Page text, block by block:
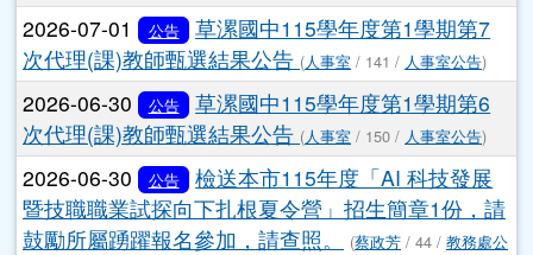
2026-07-01 公告
草漯國中115學年度第1學期第7
次代理(課)教師甄選結果公告 (人事室 / 141 / 人事室公告)
2026-06-30 公告
草漯國中115學年度第1學期第6
次代理(課)教師甄選結果公告 (人事室 / 150 / 人事室公告)
2026-06-30 公告
檢送本市115年度「AI 科技發展
暨技職職業試探向下扎根夏令營」招生簡章1份，請
鼓勵所屬踴躍報名參加，請查照。
(蔡政芳 / 44 / 教務處公